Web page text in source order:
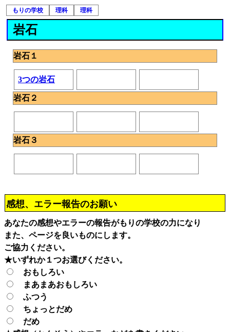
もりの学校 理科 理科
岩石
岩石１
3つの岩石
岩石２
岩石３
感想、エラー報告のお願い
あなたの感想やエラーの報告がもりの学校の力になり
また、ページを良いものにします。
ご協力ください。
★いずれか１つお選びください。
おもしろい
まあまあおもしろい
ふつう
ちょっとだめ
だめ